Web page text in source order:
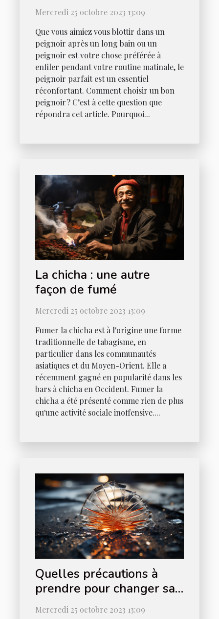
Mercredi 25 octobre 2023 13:09
Que vous aimiez vous blottir dans un
peignoir après un long bain ou un
peignoir est votre chose préférée à
enfiler pendant votre routine matinale, le
peignoir parfait est un essentiel
réconfortant. Comment choisir un bon
peignoir ? C’est à cette question que
répondra cet article. Pourquoi...
La chicha : une autre
façon de fumé
Mercredi 25 octobre 2023 13:09
Fumer la chicha est à l'origine une forme
traditionnelle de tabagisme, en
particulier dans les communautés
asiatiques et du Moyen-Orient. Elle a
récemment gagné en popularité dans les
bars à chicha en Occident. Fumer la
chicha a été présenté comme rien de plus
qu'une activité sociale inoffensive....
Quelles précautions à
prendre pour changer sa
vitre ?
Mercredi 25 octobre 2023 13:09